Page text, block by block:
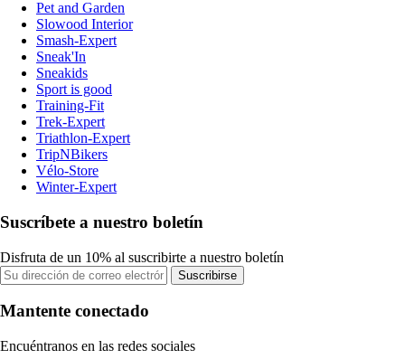
Pet and Garden
Slowood Interior
Smash-Expert
Sneak'In
Sneakids
Sport is good
Training-Fit
Trek-Expert
Triathlon-Expert
TripNBikers
Vélo-Store
Winter-Expert
Suscríbete a nuestro boletín
Disfruta de un 10% al suscribirte a nuestro boletín
Suscribirse
Mantente conectado
Encuéntranos en las redes sociales